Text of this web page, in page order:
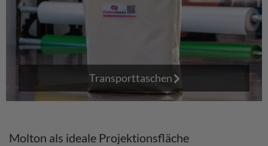
Transporttaschen
Molton als ideale Projektionsfläche